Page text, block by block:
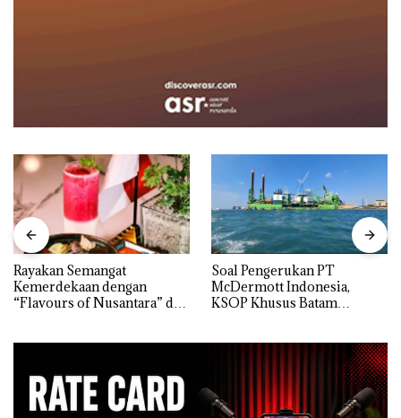
Rayakan Semangat
Kemerdekaan dengan
“Flavours of Nusantara” di
‎Soal Pengerukan PT
McDermott Indonesia,
KSOP Khusus Batam